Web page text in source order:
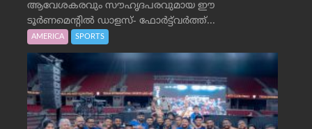
ആവേശകരവും സൗഹൃദപരവുമായ ഈ
ടൂർണമെന്റിൽ ഡാളസ്- ഫോർട്ട്‌വര്‍ത്ത്...
AMERICA SPORTS